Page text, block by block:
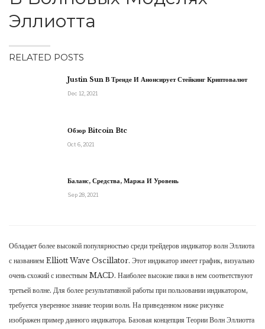
Эллиотта
RELATED POSTS
Justin Sun В Тренде И Анонсирует Стейкинг Криптовалют
Dec 12, 2021
Обзор Bitcoin Btc
Oct 6, 2021
Баланс, Средства, Маржа И Уровень
Sep 28, 2021
Обладает более высокой популярностью среди трейдеров индикатор волн Эллиота
с названием Elliott Wave Oscillator. Этот индикатор имеет график, визуально
очень схожий с известным MACD. Наиболее высокие пики в нем соответствуют
третьей волне. Для более результативной работы при пользовании индикатором,
требуется уверенное знание теории волн. На приведенном ниже рисунке
изображен пример данного индикатора. Базовая концепция Теории Волн Эллиотта